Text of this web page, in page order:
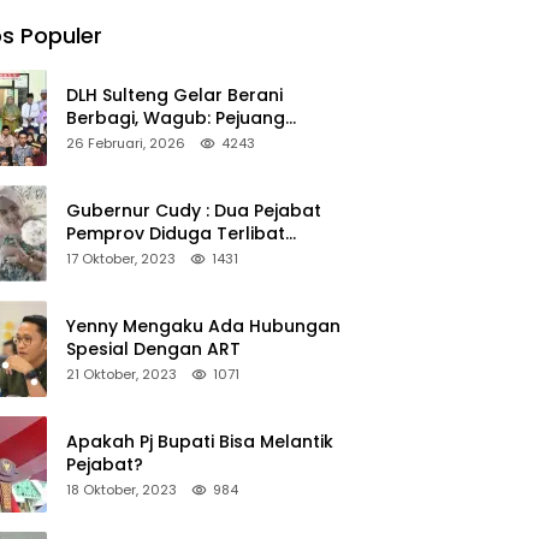
Populer
DLH Sulteng Gelar Berani
Berbagi, Wagub: Pejuang
Lingkungan Harus Jadi Teladan
26 Februari, 2026 4243
Gubernur Cudy : Dua Pejabat
Pemprov Diduga Terlibat
Asmara Terlarang Sudah di
17 Oktober, 2023 1431
Yenny Mengaku Ada Hubungan
Spesial Dengan ART
21 Oktober, 2023 1071
Apakah Pj Bupati Bisa Melantik
Pejabat?
18 Oktober, 2023 984